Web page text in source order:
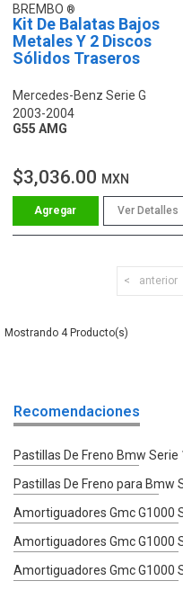
BREMBO
Kit De Balatas Bajos
Metales Y 2 Discos
Sólidos Traseros
Mercedes-Benz Serie G
2003-2004
G55 AMG
$3,036.00 MXN
Ver Detalles
anterior
4
Recomendaciones
Pastillas De Freno Bmw Serie
Pastillas De Freno para Bmw
Amortiguadores Gmc G1000
Amortiguadores Gmc G1000
Amortiguadores Gmc G1000